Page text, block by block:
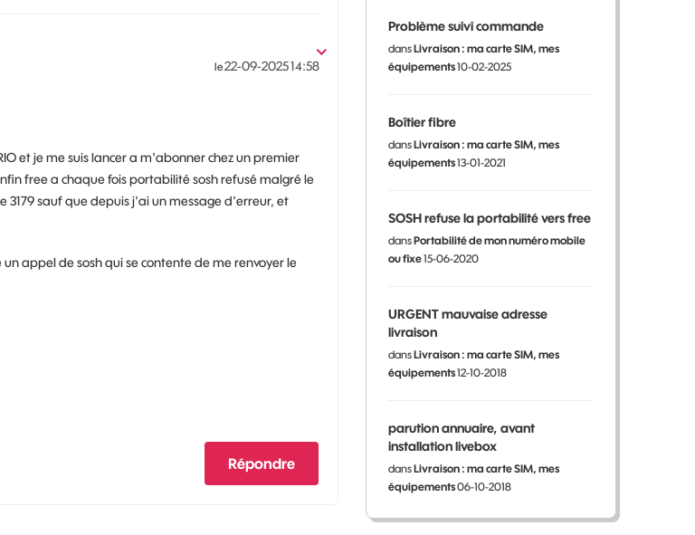
le‎22-09-202514:58
et je me suis lancer a m'abonner chez un premier
free a chaque fois portabilité sosh refusé malgré le
sauf que depuis j'ai un message d'erreur, et
appel de sosh qui se contente de me renvoyer le
Répondre
Problème suivi commande
dansLivraison : ma carte SIM, mes
équipements10-02-2025
Boîtier fibre
dansLivraison : ma carte SIM, mes
équipements13-01-2021
SOSH refuse la portabilité vers free
dansPortabilité de mon numéro mobile
ou fixe15-06-2020
URGENT mauvaise adresse
livraison
dansLivraison : ma carte SIM, mes
équipements12-10-2018
parution annuaire, avant
installation livebox
dansLivraison : ma carte SIM, mes
équipements06-10-2018